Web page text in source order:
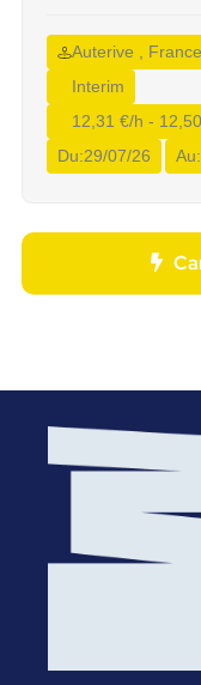
Auterive , France
Interim
12,31 €/h -
Du:29/07/26 Au: